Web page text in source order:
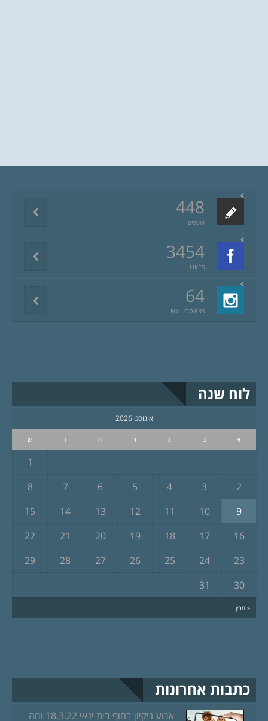
448
פוסטים
3454
LIKES
64
FOLLOWERS
לוח שנה
אוגוסט 2026
א ב ג ד ה ו ש
« מרץ
1
2
3
4
5
6
7
8
9
10
11
12
13
14
15
16
17
18
19
20
21
22
23
24
25
26
27
28
29
30
31
כתבות אחרונות
ארוע ניקיון בחוף בית ינאי 18.3.22 ומה